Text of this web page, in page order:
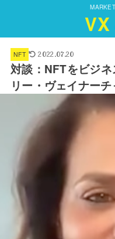
NFT 2022.07.20
対談：NFTをビジ
リー・ヴェイナーチ